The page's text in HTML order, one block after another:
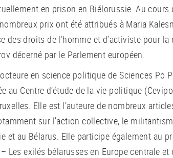
en prison en Biélorussie. Au cours
prix ont été attribués à Maria
des droits de l’homme et d’activiste pour la
décerné par le Parlement européen.
en science politique de Sciences Po
au Centre d’étude de la vie politique
Elle est l’auteure de nombreux
sur l’action collective, le
et au Bélarus. Elle participe également au
Les exilés bélarusses en Europe centrale et